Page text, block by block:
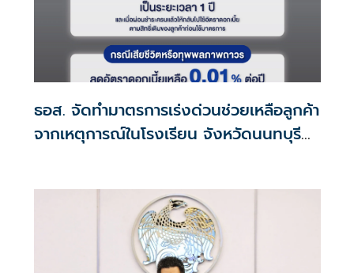
ธอส. จัดทำมาตรการเร่งด่วนช่วยเหลือลูกค้า
จากเหตุการณ์ในโรงเรียน จังหวัดนนทบุรี